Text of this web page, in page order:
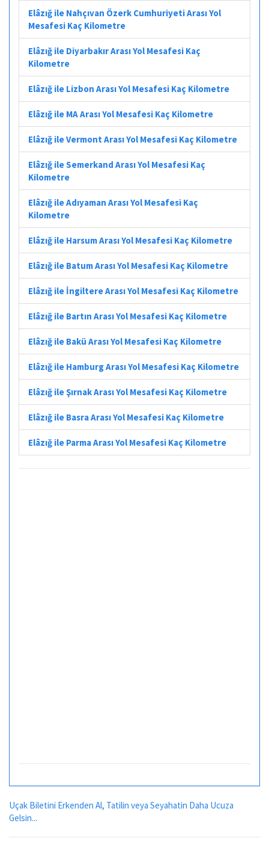
Elâzığ ile Nahçıvan Özerk Cumhuriyeti Arası Yol
Mesafesi Kaç Kilometre
Elâzığ ile Diyarbakır Arası Yol Mesafesi Kaç
Kilometre
Elâzığ ile Lizbon Arası Yol Mesafesi Kaç Kilometre
Elâzığ ile MA Arası Yol Mesafesi Kaç Kilometre
Elâzığ ile Vermont Arası Yol Mesafesi Kaç Kilometre
Elâzığ ile Semerkand Arası Yol Mesafesi Kaç
Kilometre
Elâzığ ile Adıyaman Arası Yol Mesafesi Kaç
Kilometre
Elâzığ ile Harsum Arası Yol Mesafesi Kaç Kilometre
Elâzığ ile Batum Arası Yol Mesafesi Kaç Kilometre
Elâzığ ile İngiltere Arası Yol Mesafesi Kaç Kilometre
Elâzığ ile Bartın Arası Yol Mesafesi Kaç Kilometre
Elâzığ ile Bakü Arası Yol Mesafesi Kaç Kilometre
Elâzığ ile Hamburg Arası Yol Mesafesi Kaç Kilometre
Elâzığ ile Şırnak Arası Yol Mesafesi Kaç Kilometre
Elâzığ ile Basra Arası Yol Mesafesi Kaç Kilometre
Elâzığ ile Parma Arası Yol Mesafesi Kaç Kilometre
Uçak Biletini Erkenden Al, Tatilin veya Seyahatin Daha Ucuza
Gelsin...